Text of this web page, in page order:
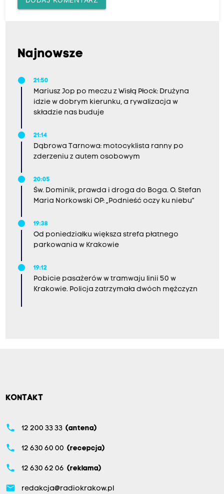
Najnowsze
21:50
Mariusz Jop po meczu z Wisłą Płock: Drużyna
idzie w dobrym kierunku, a rywalizacja w
składzie nas buduje
21:14
Dąbrowa Tarnowa: motocyklista ranny po
zderzeniu z autem osobowym
20:05
Św. Dominik, prawda i droga do Boga. O. Stefan
Maria Norkowski OP: „Podnieść oczy ku niebu”
19:38
Od poniedziałku większa strefa płatnego
parkowania w Krakowie
19:12
Pobicie pasażerów w tramwaju linii 50 w
Krakowie. Policja zatrzymała dwóch mężczyzn
KONTAKT
phone 12 200 33 33 (antena)
phone 12 630 60 00 (recepcja)
phone 12 630 62 06 (reklama)
email redakcja@radiokrakow.pl